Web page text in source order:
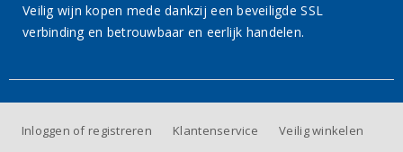
Veilig wijn kopen mede dankzij een beveiligde SSL
verbinding en betrouwbaar en eerlijk handelen.
Inloggen of registreren Klantenservice
Veilig winkelen